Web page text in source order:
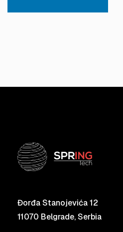
Đorđa Stanojevića 12
11070 Belgrade, Serbia